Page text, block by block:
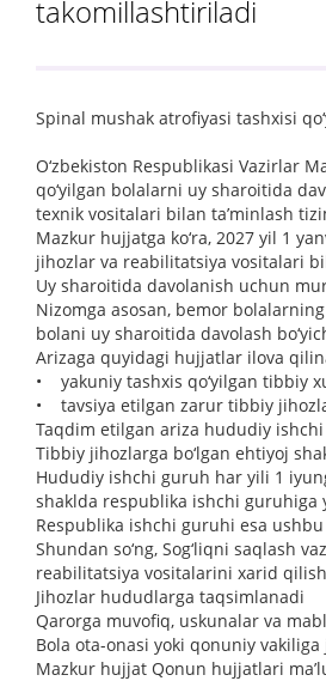
takomillashtiriladi
Spinal mushak atrofiyasi tashxisi
O‘zbekiston Respublikasi Vazirlar
qo‘yilgan bolalarni uy sharoitida
texnik vositalari bilan ta’minlash
Mazkur hujjatga ko‘ra, 2027 yil 1
jihozlar va reabilitatsiya vositalari
Uy sharoitida davolanish uchun
Nizomga asosan, bemor
bolani uy sharoitida davolash
Arizaga quyidagi hujjatlar ilova
• yakuniy tashxis qo‘yilgan tibbiy
• tavsiya etilgan zarur tibbiy
Taqdim etilgan ariza hududiy
Tibbiy jihozlarga bo‘lgan ehtiyoj
Hududiy ishchi guruh har yili 1
shaklda respublika ishchi guruhiga
Respublika ishchi guruhi esa
Shundan so‘ng, Sog‘liqni saqlash
reabilitatsiya vositalarini xarid
Jihozlar hududlarga taqsimlanadi
Qarorga muvofiq, uskunalar va
Bola ota-onasi yoki qonuniy
Mazkur hujjat Qonun hujjatlari